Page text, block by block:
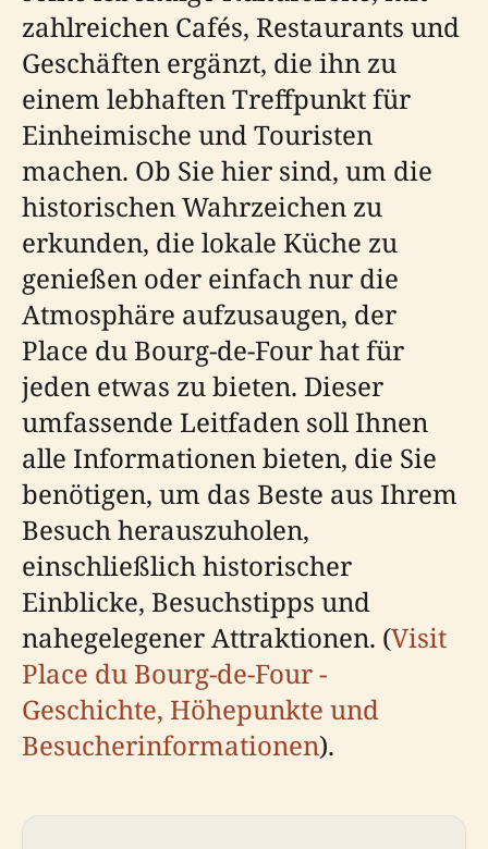
zahlreichen Cafés, Restaurants und
Geschäften ergänzt, die ihn zu
einem lebhaften Treffpunkt für
Einheimische und Touristen
machen. Ob Sie hier sind, um die
historischen Wahrzeichen zu
erkunden, die lokale Küche zu
genießen oder einfach nur die
Atmosphäre aufzusaugen, der
Place du Bourg-de-Four hat für
jeden etwas zu bieten. Dieser
umfassende Leitfaden soll Ihnen
alle Informationen bieten, die Sie
benötigen, um das Beste aus Ihrem
Besuch herauszuholen,
einschließlich historischer
Einblicke, Besuchstipps und
nahegelegener Attraktionen. (Visit
Place du Bourg-de-Four -
Geschichte, Höhepunkte und
Besucherinformationen).